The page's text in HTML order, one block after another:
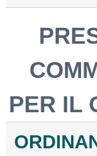
PER IL